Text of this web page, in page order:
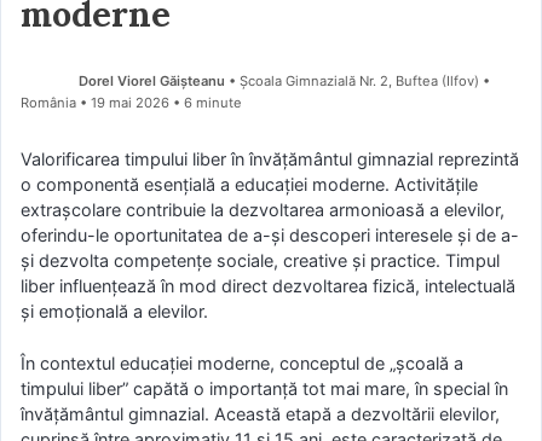
moderne
Dorel Viorel Găișteanu • Școala Gimnazială Nr. 2, Buftea (Ilfov) •
România
19 mai 2026 • 6 minute
Valorificarea timpului liber în învățământul gimnazial reprezintă
o componentă esențială a educației moderne. Activitățile
extrașcolare contribuie la dezvoltarea armonioasă a elevilor,
oferindu-le oportunitatea de a-și descoperi interesele și de a-
și dezvolta competențe sociale, creative și practice. Timpul
liber influențează în mod direct dezvoltarea fizică, intelectuală
și emoțională a elevilor.
În contextul educației moderne, conceptul de „școală a
timpului liber” capătă o importanță tot mai mare, în special în
învățământul gimnazial. Această etapă a dezvoltării elevilor,